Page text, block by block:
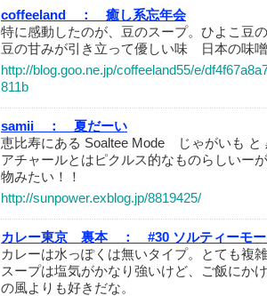
coffeeland ：
癒し系忘年会
特に感動したのが、豆のスープ。ひよこ豆
豆の甘みが引き立って優しい味 日本の味
http://blog.goo.ne.jp/coffeeland55/e/
811b
samii ：
夏だーい
恵比寿にある Soaltee Mode じゃがいも
アチャールとはピクルス的なものらしいー
物みたい！！
http://sunpower.exblog.jp/8819425/
カレー東京 裏本 ：
#30 ソルティーモ
カレーは水っぽくは無いタイプ。とても複
スープは塩気がかなり強いけど、ご飯にか
の風よりも好きだな。